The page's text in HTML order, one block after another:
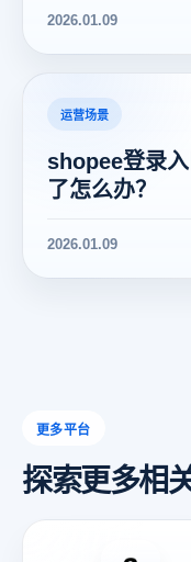
2026.01.09
运营场景
shopee登录
了怎么办？
2026.01.09
更多平台
探索更多相